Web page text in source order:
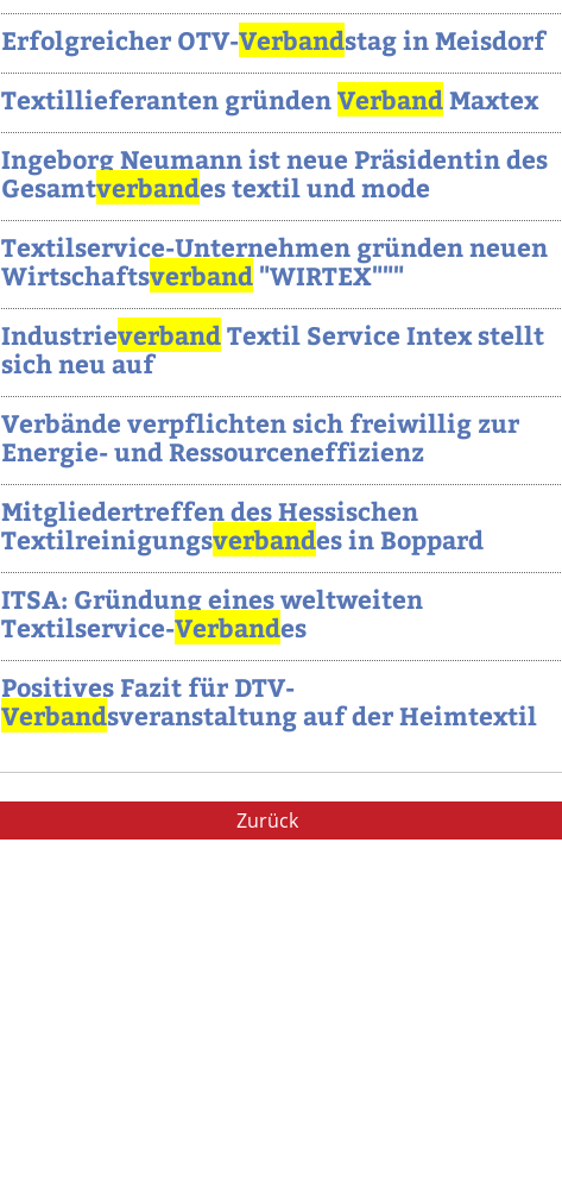
Erfolgreicher OTV-Verbandstag in Meisdorf
Textillieferanten gründenVerbandMaxtex
Ingeborg Neumann ist neue Präsidentin des
Gesamtverbandes textil und mode
Textilservice-Unternehmen gründen neuen
Wirtschaftsverband "WIRTEX"""
IndustrieverbandTextil Service Intex stellt
sich neu auf
Verbände verpflichten sich freiwillig zur
Energie- und Ressourceneffizienz
Mitgliedertreffen des Hessischen
Textilreinigungsverbandes in Boppard
ITSA: Gründung eines weltweiten
Textilservice-Verbandes
Positives Fazit für DTV-
Verbandsveranstaltung auf der Heimtextil
Zurück